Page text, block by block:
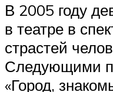
В 2005 году
в театре в
страстей
Следующими
«Город,